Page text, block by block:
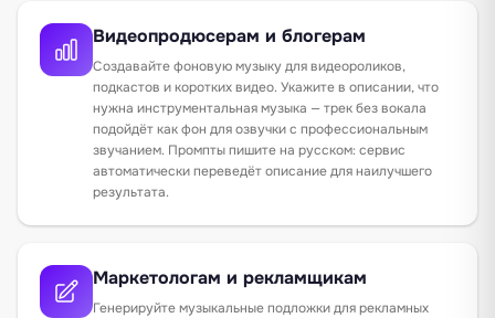
Видеопродюсерам и блогерам
Создавайте фоновую музыку для видеороликов,
подкастов и коротких видео. Укажите в описании, что
нужна инструментальная музыка — трек без вокала
подойдёт как фон для озвучки с профессиональным
звучанием. Промпты пишите на русском: сервис
автоматически переведёт описание для наилучшего
результата.
Маркетологам и рекламщикам
Генерируйте музыкальные подложки для рекламных